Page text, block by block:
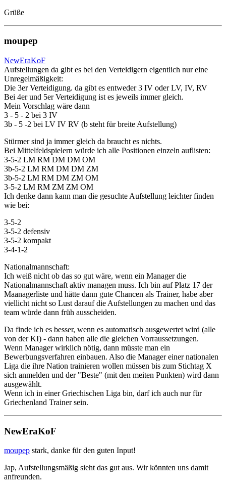
Grüße
moupep
NewEraKoF
Aufstellungen da gibt es bei den Verteidigern eigentlich nur eine
Unregelmäßigkeit:
Die 3er Verteidigung. da gibt es entweder 3 IV oder LV, IV, RV
Bei 4er und 5er Verteidigung ist es jeweils immer gleich.
Mein Vorschlag wäre dann
3 - 5 - 2 bei 3 IV
3b - 5 -2 bei LV IV RV (b steht für breite Aufstellung)
Stürmer sind ja immer gleich da braucht es nichts.
Bei Mittelfeldspielern würde ich alle Positionen einzeln auflisten:
3-5-2 LM RM DM DM OM
3b-5-2 LM RM DM DM ZM
3b-5-2 LM RM DM ZM OM
3-5-2 LM RM ZM ZM OM
Ich denke dann kann man die gesuchte Aufstellung leichter finden
wie bei:
3-5-2
3-5-2 defensiv
3-5-2 kompakt
3-4-1-2
Nationalmannschaft:
Ich weiß nicht ob das so gut wäre, wenn ein Manager die
Nationalmannschaft aktiv managen muss. Ich bin auf Platz 17 der
Maanagerliste und hätte dann gute Chancen als Trainer, habe aber
viellicht nicht so Lust darauf die Aufstellungen zu machen und das
team würde dann früh ausscheiden.
Da finde ich es besser, wenn es automatisch ausgewertet wird (alle
von der KI) - dann haben alle die gleichen Vorraussetzungen.
Wenn Manager wirklich nötig, dann müsste man ein
Bewerbungsverfahren einbauen. Also die Manager einer nationalen
Liga die ihre Nation trainieren wollen müssen bis zum Stichtag X
sich anmelden und der "Beste" (mit den meiten Punkten) wird dann
ausgewählt.
Wenn ich in einer Griechischen Liga bin, darf ich auch nur für
Griechenland Trainer sein.
NewEraKoF
moupep stark, danke für den guten Input!
Jap, Aufstellungsmäßig sieht das gut aus. Wir könnten uns damit
anfreunden.